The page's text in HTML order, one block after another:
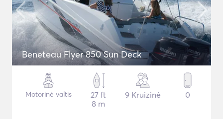
Beneteau Flyer 850 Sun Deck
Motorinė valtis
27 ft
8 m
9 Kruizinė 0